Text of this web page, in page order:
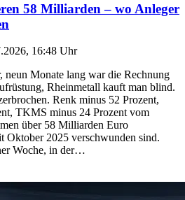
58 Milliarden – wo Anleger
16:48 Uhr
neun Monate lang war die Rechnung
Rheinmetall kauft man blind.
Renk minus 52 Prozent,
TKMS minus 24 Prozent vom
über 58 Milliarden Euro
Oktober 2025 verschwunden sind.
Woche, in der…